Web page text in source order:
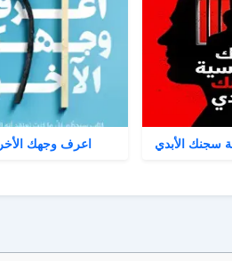
سجنك الأبدي اعرف وجهك الأخر